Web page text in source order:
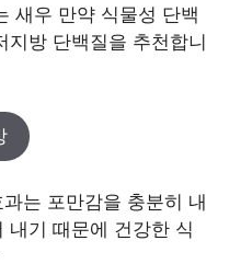
새우 만약 식물성 단백
지방 단백질을 추천합니
는 포만감을 충분히 내
내기 때문에 건강한 식